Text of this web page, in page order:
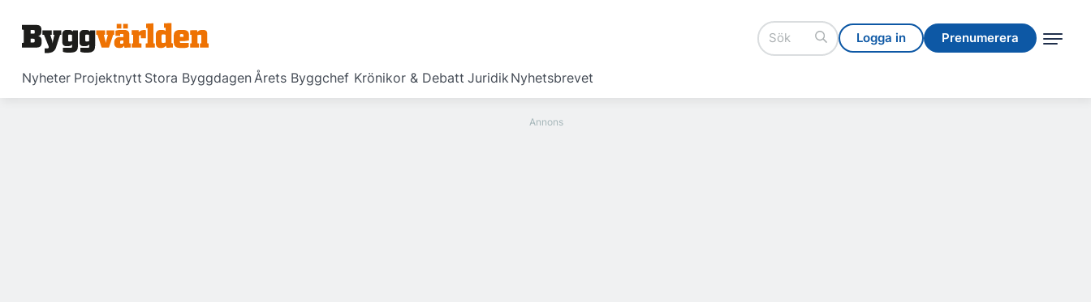
Logga in Prenumerera
Nyheter Projektnytt Stora ByggdagenÅrets Byggchef Krönikor & Debatt JuridikNyhetsbrevet
Logga in Prenumerera